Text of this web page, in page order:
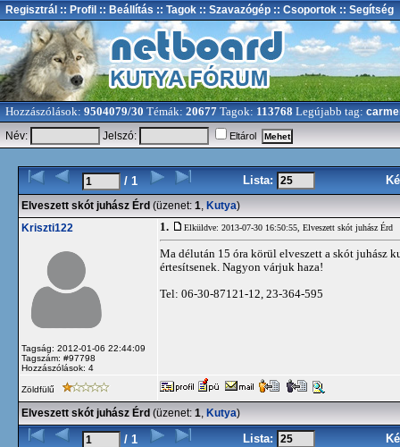
Regisztrál :: Profil :: Beállítás :: Tagok :: Szavazógép :: Csoportok :: Segítség
Hozzászólások: 9504079/30 Témák: 20677 Tagok: 113768 Legújabb tag:
Név:
Jelszó: Eltárol
/ 1 Lista:
Elveszett skót juhász Érd (üzenet: 1, Kutya)
Kriszti122
Tagság: 2012-01-06 22:44:09
Tagszám: #97798
Hozzászólások: 4
1. Elküldve: 2013-07-30 16:50:55, Elveszett skót juhász Érd
Ma délután 15 óra körül elveszett a skót juhász
értesítsenek. Nagyon várjuk haza!
Tel: 06-30-87121-12, 23-364-595
Zöldfülű
Elveszett skót juhász Érd (üzenet: 1, Kutya)
/ 1 Lista: